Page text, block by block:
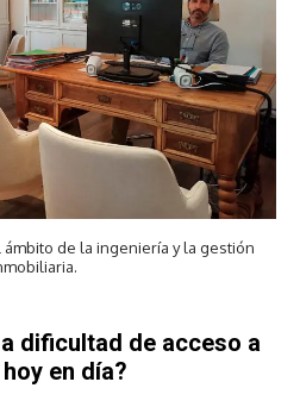
de la ingeniería y la gestión
dificultad de acceso a
en día?